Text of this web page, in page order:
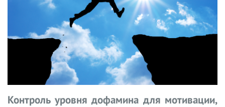
Контроль уровня дофамина для мотивации,